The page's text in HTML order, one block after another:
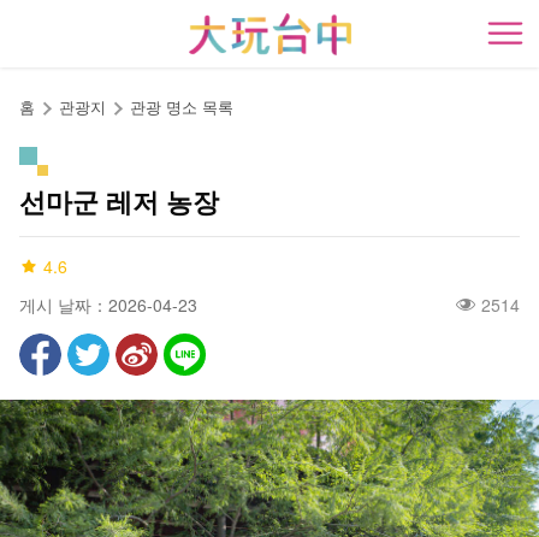
開
홈 관광지 관광 명소 목록
선마군 레저 농장
4.6
게시 날짜：2026-04-23
2514